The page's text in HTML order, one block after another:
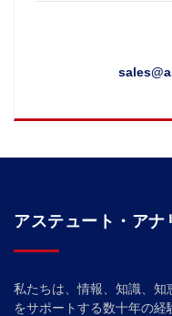
アステュート・アナ
私たちは、情報、知識、知
をサポートする数十年の経